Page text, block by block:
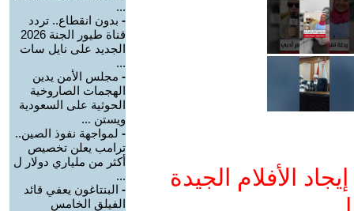
الأفلام الجيدة
...
- بدون انقطاع.. تردد
قناة طيور الجنة 2026
الجديد على نايل سات
...
- مجلس الأمن يدين
الهجمات الصاروخية
الحوثية على السعودية
ويستن ...
- لمواجهة نفوذ الصين..
ترامب يعلن تخصيص
أكثر من ملياري دولار ل
...
- البنتاغون يعفي قائد
الفيلق الخامس